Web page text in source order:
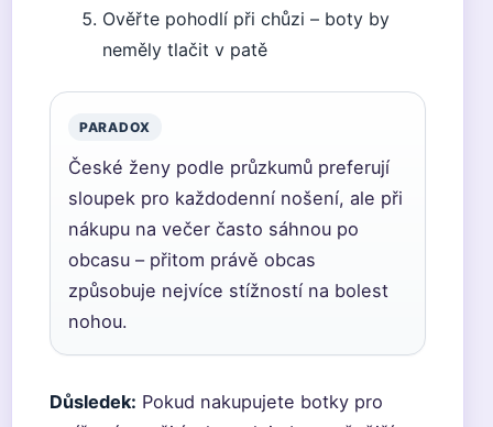
Ověřte pohodlí při chůzi – boty by
neměly tlačit v patě
PARADOX
České ženy podle průzkumů preferují
sloupek pro každodenní nošení, ale při
nákupu na večer často sáhnou po
obcasu – přitom právě obcas
způsobuje nejvíce stížností na bolest
nohou.
Důsledek: Pokud nakupujete botky pro